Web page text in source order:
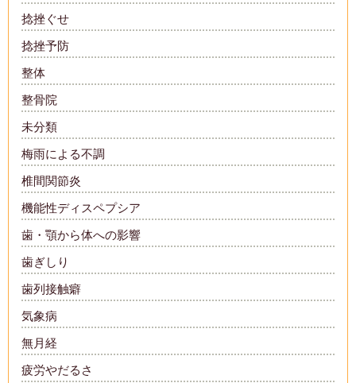
捻挫ぐせ
捻挫予防
整体
整骨院
未分類
梅雨による不調
椎間関節炎
機能性ディスペプシア
歯・顎から体への影響
歯ぎしり
歯列接触癖
気象病
無月経
疲労やだるさ